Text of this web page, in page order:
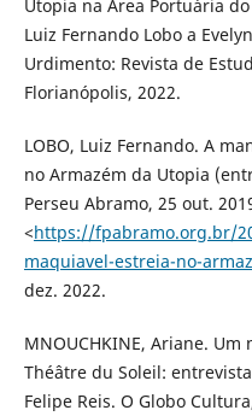
Utopia na Área Portuária
Luiz Fernando Lobo a
Urdimento: Revista de
Florianópolis, 2022.
LOBO, Luiz Fernando. A
no Armazém da Utopia
Perseu Abramo, 25 out.
<https://fpabramo.org.br/
maquiavel-estreia-no-
dez. 2022.
MNOUCHKINE, Ariane.
Théâtre du Soleil:
Felipe Reis. O Globo